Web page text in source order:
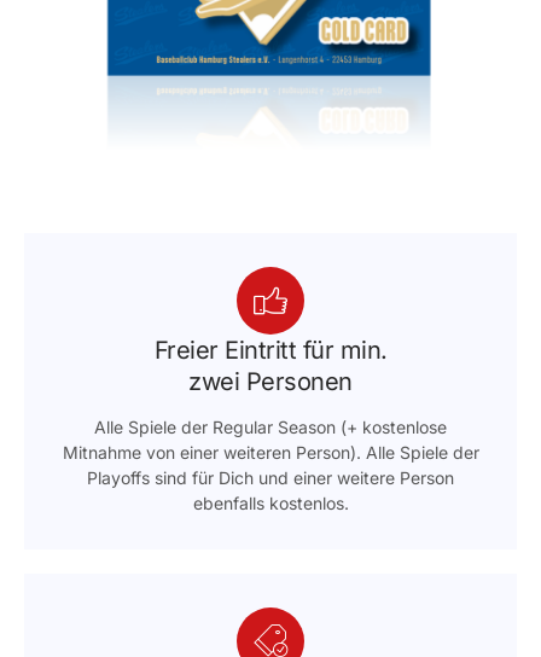
Freier Eintritt für min.
zwei Personen
Alle Spiele der Regular Season (+ kostenlose
Mitnahme von einer weiteren Person). Alle Spiele der
Playoffs sind für Dich und einer weitere Person
ebenfalls kostenlos.